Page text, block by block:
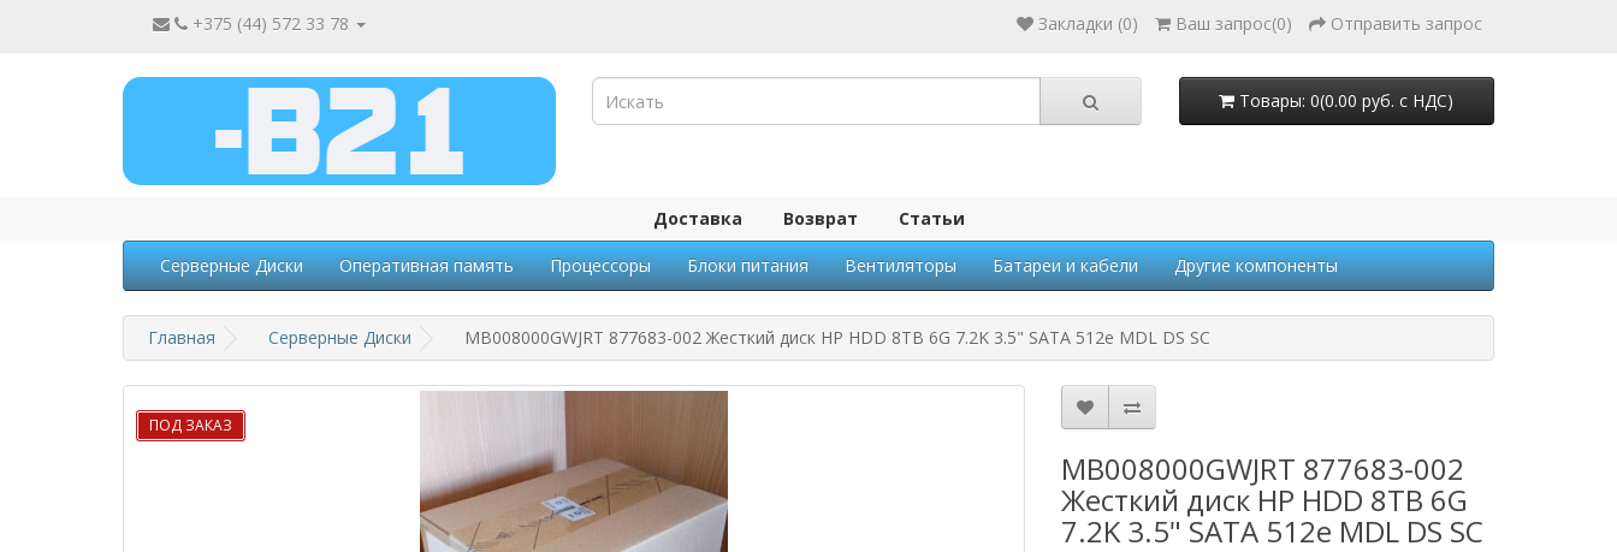
+375 (44) 572 33 78 Закладки (0) Ваш запрос(0) Отправить запрос
Товары: 0(0.00 руб. с НДС)
Доставка Возврат Статьи
Серверные Диски Оперативная память Процессоры Блоки питания Вентиляторы Батареи и кабели Другие компоненты
Главная Серверные Диски MB008000GWJRT 877683-002 Жесткий диск HP HDD 8TB 6G 7.2K 3.5" SATA 512e MDL DS SC
ПОД ЗАКАЗ
MB008000GWJRT 877683-002
Жесткий диск HP HDD 8TB 6G
7.2K 3.5" SATA 512e MDL DS SC